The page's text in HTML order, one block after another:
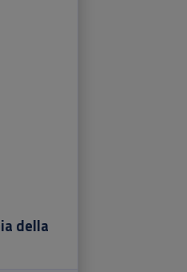
della